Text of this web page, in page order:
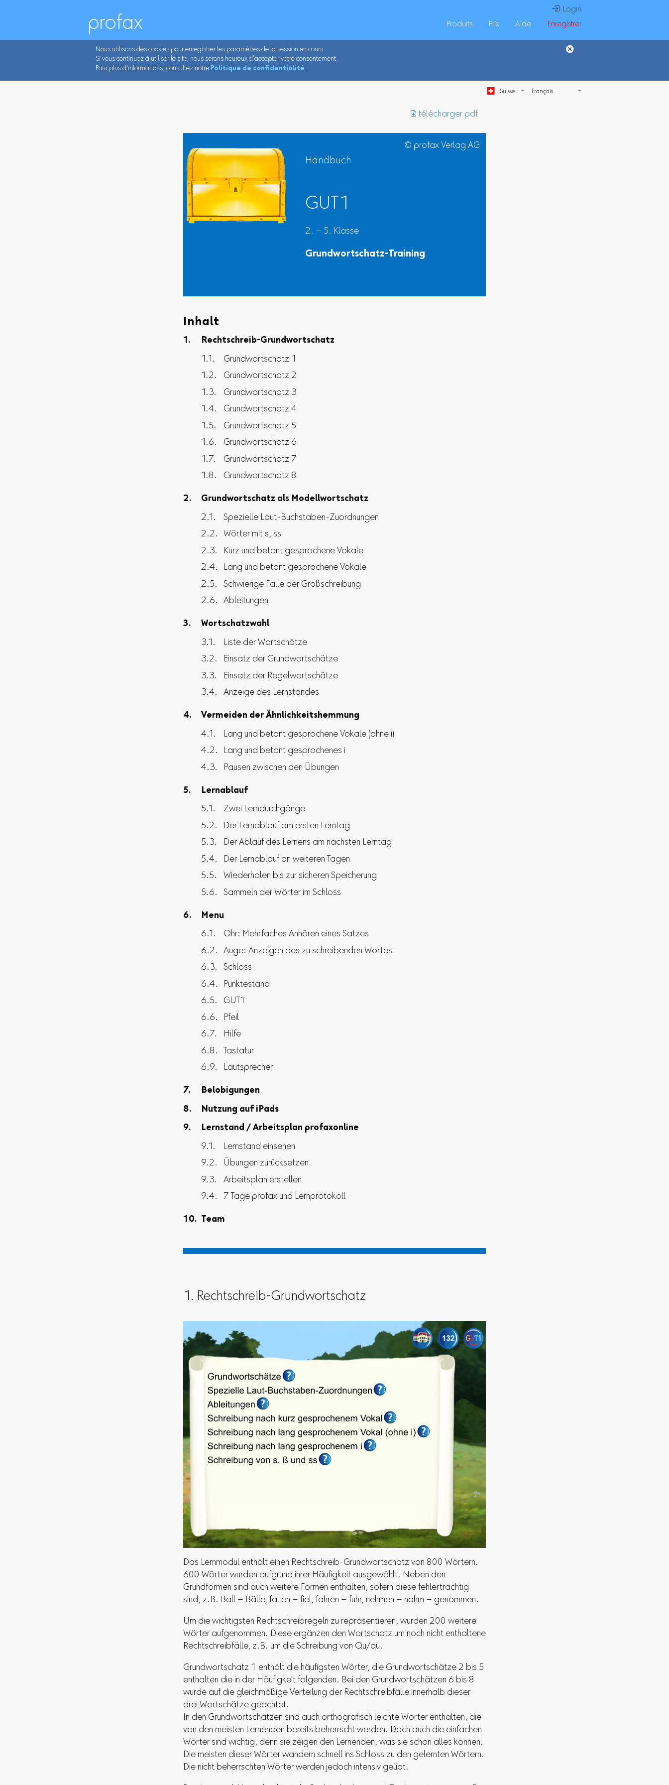
 Login
Produits
Prix Aide Enregistrer
profax
Nous utilisons des cookies pour enregistrer les paramètres de la session en cours.
Si vous continuez à utiliser le site, nous serons heureux d'accepter votre consentement.
Pour plus d'informations, consultez notre Politique de confidentialité.
Suisse
︎ télécharger pdf
Handbuch
© profax Verlag AG
GUT1
2. – 5. Klasse
Grundwortschatz-Training
Inhalt
Rechtschreib-Grundwortschatz
Grundwortschatz 1
Grundwortschatz 2
Grundwortschatz 3
Grundwortschatz 4
Grundwortschatz 5
Grundwortschatz 6
Grundwortschatz 7
Grundwortschatz 8
Grundwortschatz als Modellwortschatz
Spezielle Laut-Buchstaben-Zuordnungen
Wörter mit s, ss
Kurz und betont gesprochene Vokale
Lang und betont gesprochene Vokale
Schwierige Fälle der Großschreibung
Ableitungen
Wortschatzwahl
Liste der Wortschätze
Einsatz der Grundwortschätze
Einsatz der Regelwortschätze
Anzeige des Lernstandes
Vermeiden der Ähnlichkeitshemmung
Lang und betont gesprochene Vokale (ohne i)
Lang und betont gesprochenes i
Pausen zwischen den Übungen
Lernablauf
Zwei Lerndurchgänge
Der Lernablauf am ersten Lerntag
Der Ablauf des Lernens am nächsten Lerntag
Der Lernablauf an weiteren Tagen
Wiederholen bis zur sicheren Speicherung
Sammeln der Wörter im Schloss
Menu
Ohr: Mehrfaches Anhören eines Satzes
Auge: Anzeigen des zu schreibenden Wortes
Schloss
Punktestand
GUT1
Pfeil
Hilfe
Tastatur
Lautsprecher
Belobigungen
Nutzung auf iPads
Lernstand / Arbeitsplan profaxonline
Lernstand einsehen
Übungen zurücksetzen
Arbeitsplan erstellen
7 Tage profax und Lernprotokoll
Team
1. Rechtschreib-Grundwortschatz
Das Lernmodul enthält einen Rechtschreib-Grundwortschatz von 800 Wörtern.
600 Wörter wurden aufgrund ihrer Häufigkeit ausgewählt. Neben den
Grundformen sind auch weitere Formen enthalten, sofern diese fehlerträchtig
sind, z.B. Ball – Bälle, fallen – fiel, fahren – fuhr, nehmen – nahm – genommen.
Um die wichtigsten Rechtschreibregeln zu repräsentieren, wurden 200 weitere
Wörter aufgenommen. Diese ergänzen den Wortschatz um noch nicht enthaltene
Rechtschreibfälle, z.B. um die Schreibung von Qu/qu.
Grundwortschatz 1 enthält die häufigsten Wörter, die Grundwortschätze 2 bis 5
enthalten die in der Häufigkeit folgenden. Bei den Grundwortschätzen 6 bis 8
wurde auf die gleichmäßige Verteilung der Rechtschreibfälle innerhalb dieser
drei Wortschätze geachtet.
In den Grundwortschätzen sind auch orthografisch leichte Wörter enthalten, die
von den meisten Lernenden bereits beherrscht werden. Doch auch die einfachen
Wörter sind wichtig, denn sie zeigen den Lernenden, was sie schon alles können.
Die meisten dieser Wörter wandern schnell ins Schloss zu den gelernten Wörtern.
Die nicht beherrschten Wörter werden jedoch intensiv geübt.